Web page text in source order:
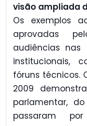
visão ampliada
Os exemplos
aprovadas
audiências nas
institucionais,
fóruns técnicos.
2009
parlamentar,
passaram